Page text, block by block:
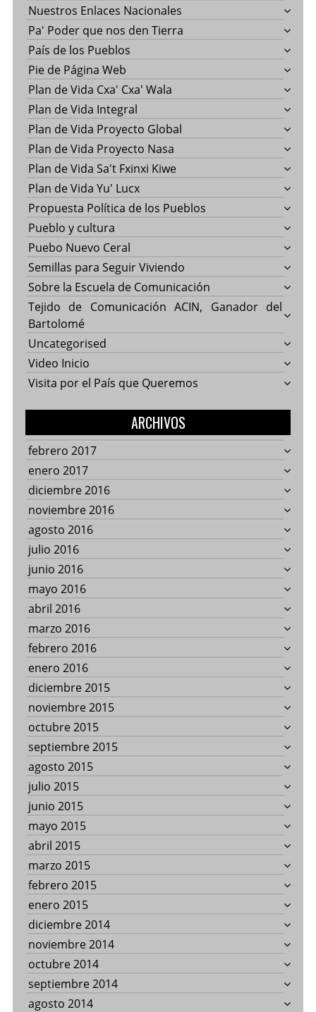
Nuestros Enlaces Nacionales
Pa' Poder que nos den Tierra
País de los Pueblos
Pie de Página Web
Plan de Vida Cxa' Cxa' Wala
Plan de Vida Integral
Plan de Vida Proyecto Global
Plan de Vida Proyecto Nasa
Plan de Vida Sa't Fxinxi Kiwe
Plan de Vida Yu' Lucx
Propuesta Política de los Pueblos
Pueblo y cultura
Puebo Nuevo Ceral
Semillas para Seguir Viviendo
Sobre la Escuela de Comunicación
Tejido de Comunicación ACIN, Ganador del
Bartolomé
Uncategorised
Video Inicio
Visita por el País que Queremos
ARCHIVOS
febrero 2017
enero 2017
diciembre 2016
noviembre 2016
agosto 2016
julio 2016
junio 2016
mayo 2016
abril 2016
marzo 2016
febrero 2016
enero 2016
diciembre 2015
noviembre 2015
octubre 2015
septiembre 2015
agosto 2015
julio 2015
junio 2015
mayo 2015
abril 2015
marzo 2015
febrero 2015
enero 2015
diciembre 2014
noviembre 2014
octubre 2014
septiembre 2014
agosto 2014